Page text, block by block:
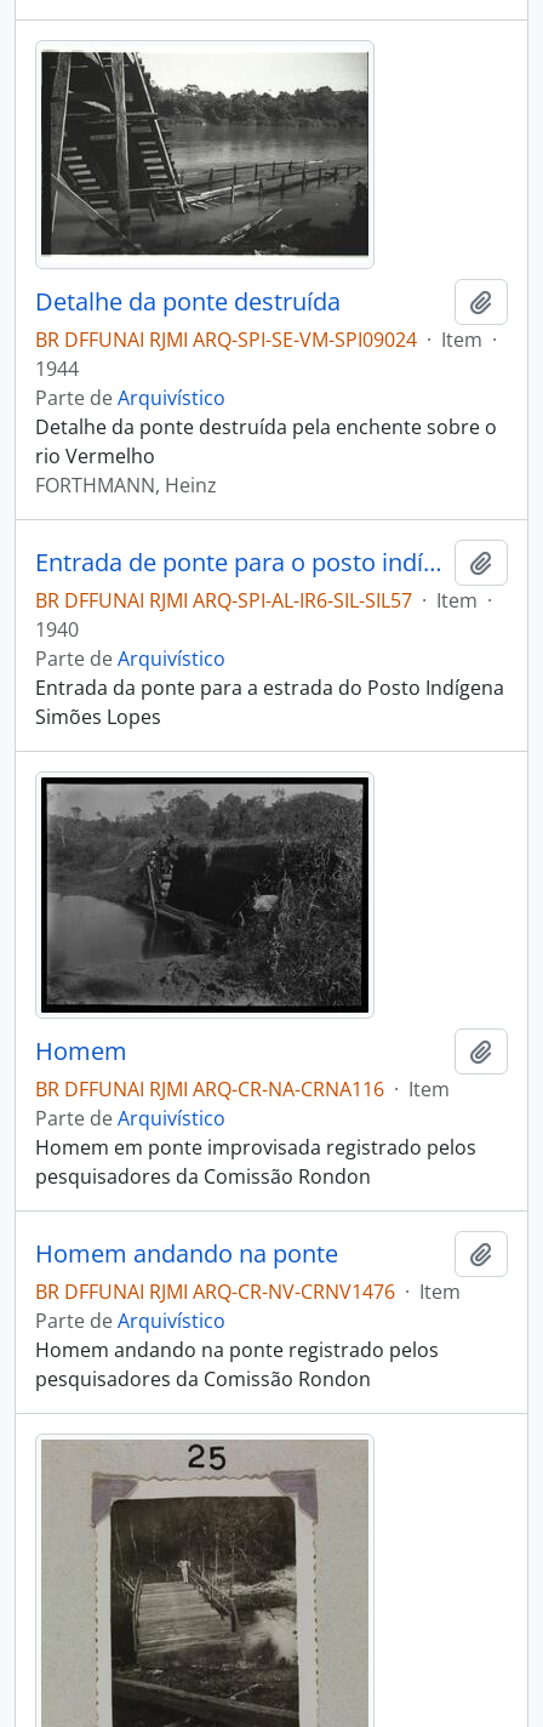
Detalhe da ponte destruída
BR DFFUNAI RJMI ARQ-SPI-SE-VM-SPI09024 · Item ·
1944
Parte deArquivístico
Detalhe da ponte destruída pela enchente sobre o
rio Vermelho
FORTHMANN, Heinz
Entrada de ponte para o posto indígena
BR DFFUNAI RJMI ARQ-SPI-AL-IR6-SIL-SIL57 · Item ·
1940
Parte deArquivístico
Entrada da ponte para a estrada do Posto Indígena
Simões Lopes
Homem
BR DFFUNAI RJMI ARQ-CR-NA-CRNA116 · Item
Parte deArquivístico
Homem em ponte improvisada registrado pelos
pesquisadores da Comissão Rondon
Homem andando na ponte
BR DFFUNAI RJMI ARQ-CR-NV-CRNV1476 · Item
Parte deArquivístico
Homem andando na ponte registrado pelos
pesquisadores da Comissão Rondon